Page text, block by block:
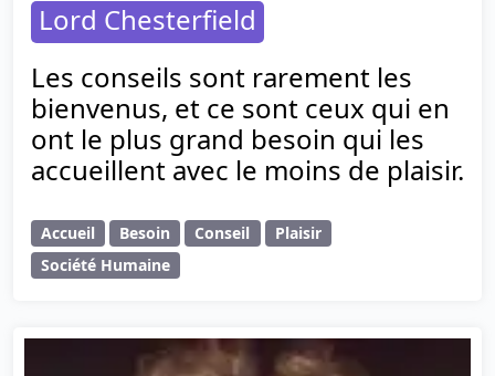
Lord Chesterfield
Les conseils sont rarement les
bienvenus, et ce sont ceux qui en
ont le plus grand besoin qui les
accueillent avec le moins de plaisir.
Accueil Besoin Conseil
Plaisir
Société Humaine